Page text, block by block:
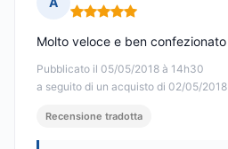
Nota: 5 su 5
Pubblicato il 05/05/2018 à 14h30
a seguito di un acquisto di 02/05/2018
Molto veloce e ben confezionato
Recensione tradotta